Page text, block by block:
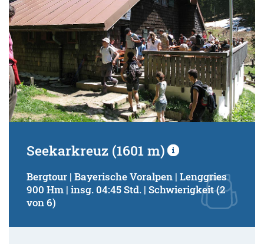
Seekarkreuz (1601 m)
Bergtour | Bayerische Voralpen | Lenggries
900 Hm | insg. 04:45 Std. | Schwierigkeit (2
von 6)